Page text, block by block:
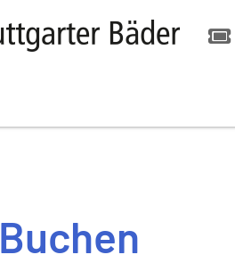
Buchen